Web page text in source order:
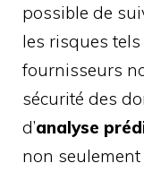
possible de
les risques
fournisseurs
sécurité des
d’analyse
non